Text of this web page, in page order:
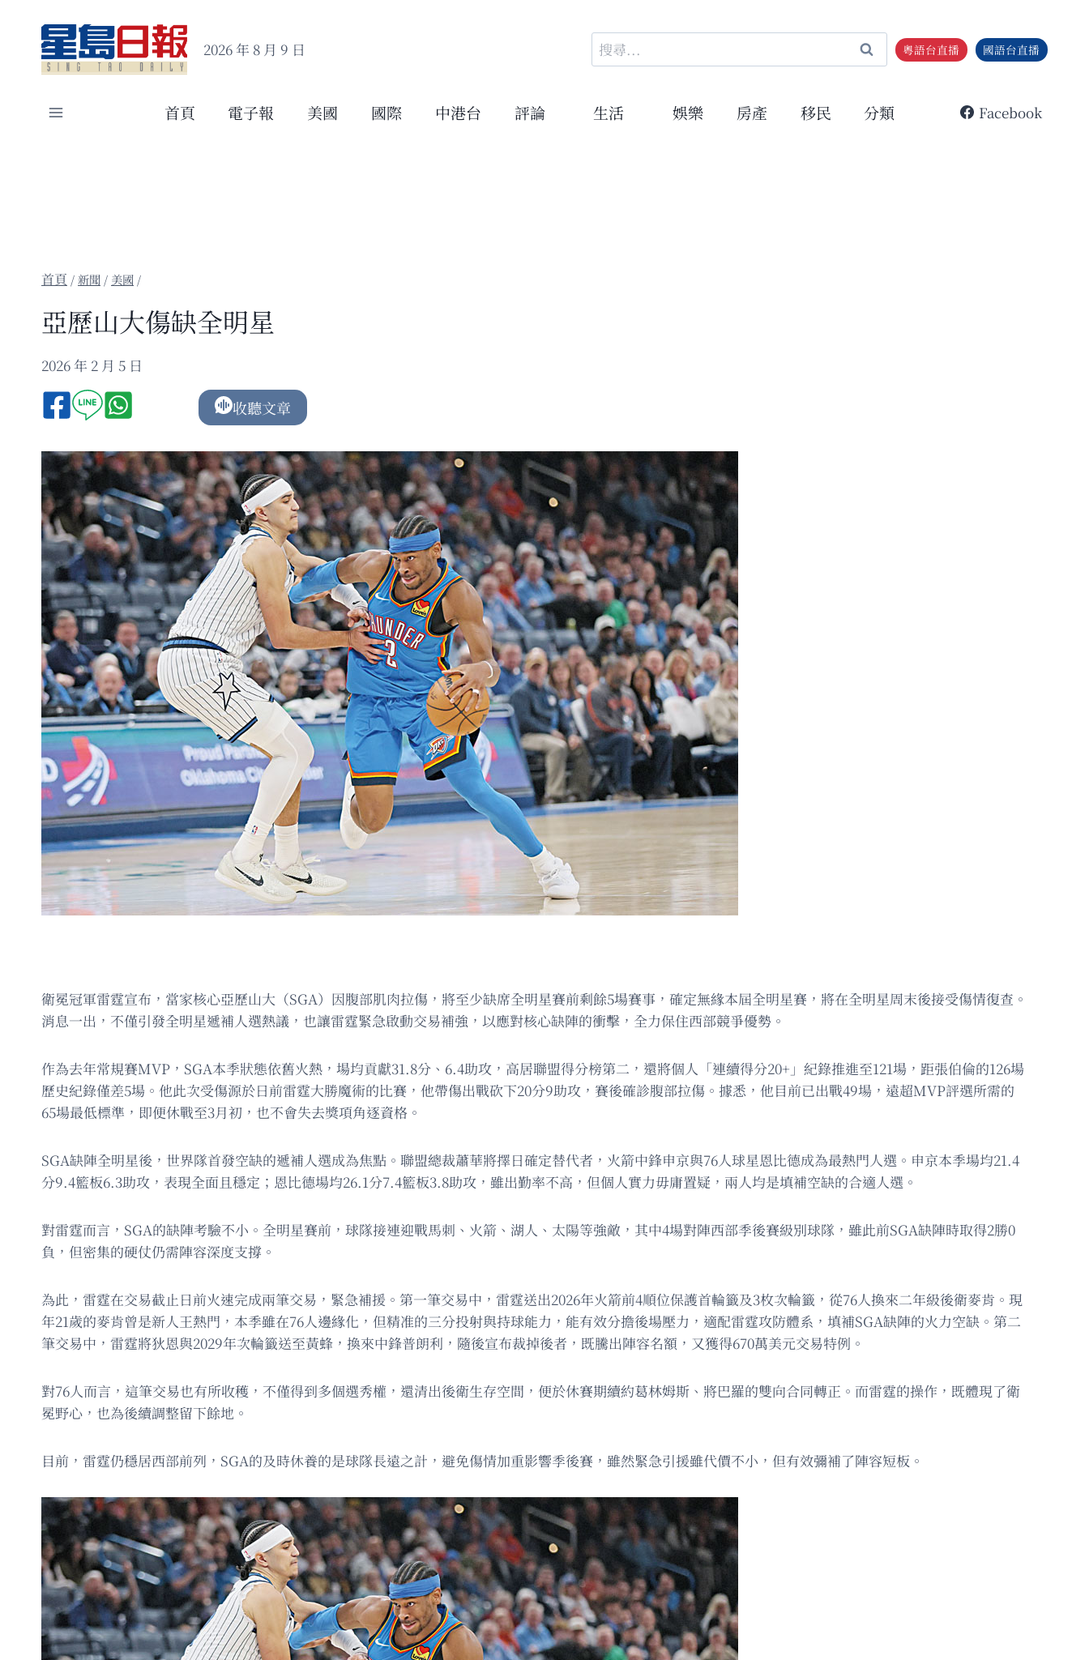
content
2026 年 8 月 9 日
搜
尋
鍵
粵語台直播 國語台直播
首頁 電子報 美國 國際 中港台 評論 生活 娛樂 房產 移民 分類 Facebook
/新聞 / 美國 /
亞歷山大傷缺全明星
2026 年 2 月 5 日
收聽文章
衛冕冠軍雷霆宣布，當家核心亞歷山大（SGA）因腹部肌肉拉傷，將至少缺席全明星賽前剩餘5場賽事，確定無緣本屆全明星賽，將在全明星周末後接受傷情復查。
消息一出，不僅引發全明星遞補人選熱議，也讓雷霆緊急啟動交易補強，以應對核心缺陣的衝擊，全力保住西部競爭優勢。
作為去年常規賽MVP，SGA本季狀態依舊火熱，場均貢獻31.8分、6.4助攻，高居聯盟得分榜第二，還將個人「連續得分20+」紀錄推進至121場，距張伯倫的126場
歷史紀錄僅差5場。他此次受傷源於日前雷霆大勝魔術的比賽，他帶傷出戰砍下20分9助攻，賽後確診腹部拉傷。據悉，他目前已出戰49場，遠超MVP評選所需的
65場最低標準，即便休戰至3月初，也不會失去獎項角逐資格。
SGA缺陣全明星後，世界隊首發空缺的遞補人選成為焦點。聯盟總裁蕭華將擇日確定替代者，火箭中鋒申京與76人球星恩比德成為最熱門人選。申京本季場均21.4
分9.4籃板6.3助攻，表現全面且穩定；恩比德場均26.1分7.4籃板3.8助攻，雖出勤率不高，但個人實力毋庸置疑，兩人均是填補空缺的合適人選。
對雷霆而言，SGA的缺陣考驗不小。全明星賽前，球隊接連迎戰馬刺、火箭、湖人、太陽等強敵，其中4場對陣西部季後賽級別球隊，雖此前SGA缺陣時取得2勝0
負，但密集的硬仗仍需陣容深度支撐。
為此，雷霆在交易截止日前火速完成兩筆交易，緊急補援。第一筆交易中，雷霆送出2026年火箭前4順位保護首輪籤及3枚次輪籤，從76人換來二年級後衛麥肯。現
年21歲的麥肯曾是新人王熱門，本季雖在76人邊緣化，但精准的三分投射與持球能力，能有效分擔後場壓力，適配雷霆攻防體系，填補SGA缺陣的火力空缺。第二
筆交易中，雷霆將狄恩與2029年次輪籤送至黃蜂，換來中鋒普朗利，隨後宣布裁掉後者，既騰出陣容名額，又獲得670萬美元交易特例。
對76人而言，這筆交易也有所收穫，不僅得到多個選秀權，還清出後衛生存空間，便於休賽期續約葛林姆斯、將巴羅的雙向合同轉正。而雷霆的操作，既體現了衛
冕野心，也為後續調整留下餘地。
目前，雷霆仍穩居西部前列，SGA的及時休養的是球隊長遠之計，避免傷情加重影響季後賽，雖然緊急引援雖代價不小，但有效彌補了陣容短板。